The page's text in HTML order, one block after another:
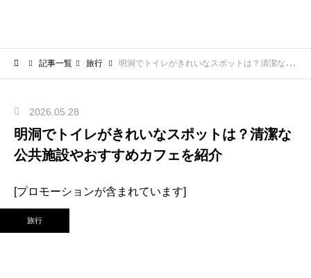
記事一覧 旅行 明洞でトイレがきれいなスポットは？清潔な公共施設やおすすめカフェを紹介
2026.05.28
明洞でトイレがきれいなスポットは？清潔な
公共施設やおすすめカフェを紹介
[プロモーションが含まれています]
旅行